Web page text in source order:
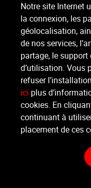
COURS DONNE DANS LA
une silhouette de rêve ! Ce
cuisses, les fessiers et les
Lire la suite
Organisateur
ROYAL
Moniteur
Justine .
Royal
Avenue
Notre site Internet
la connexion, les
géolocalisation,
de nos services,
partage, le
d’utilisation. Vous
refuser
ici plus
cookies. En
continuant à
placement de ces